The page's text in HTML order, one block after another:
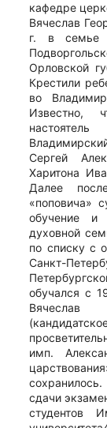
кафедре
Вячеслав
г. в семье
Орловской
Крестили
во
Известно,
Сергей
Харитона
Далее
«поповича»
обучение и
духовной
по списку с
Санкт-
обучался с
Вячеслав
имп.
сдачи
студентов